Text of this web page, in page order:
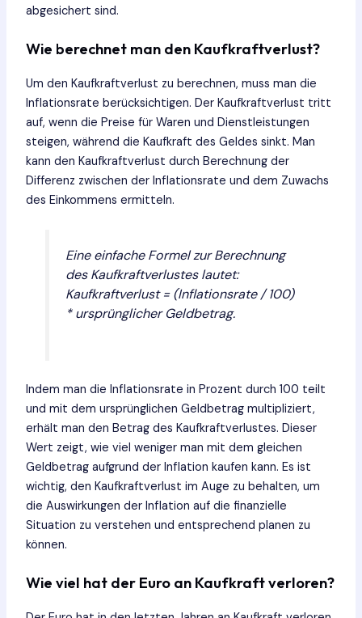
abgesichert sind.
Wie berechnet man den Kaufkraftverlust?
Um den Kaufkraftverlust zu berechnen, muss man die
Inflationsrate berücksichtigen. Der Kaufkraftverlust tritt
auf, wenn die Preise für Waren und Dienstleistungen
steigen, während die Kaufkraft des Geldes sinkt. Man
kann den Kaufkraftverlust durch Berechnung der
Differenz zwischen der Inflationsrate und dem Zuwachs
des Einkommens ermitteln.
Eine einfache Formel zur Berechnung
des Kaufkraftverlustes lautet:
Kaufkraftverlust = (Inflationsrate / 100)
* ursprünglicher Geldbetrag.
Indem man die Inflationsrate in Prozent durch 100 teilt
und mit dem ursprünglichen Geldbetrag multipliziert,
erhält man den Betrag des Kaufkraftverlustes. Dieser
Wert zeigt, wie viel weniger man mit dem gleichen
Geldbetrag aufgrund der Inflation kaufen kann. Es ist
wichtig, den Kaufkraftverlust im Auge zu behalten, um
die Auswirkungen der Inflation auf die finanzielle
Situation zu verstehen und entsprechend planen zu
können.
Wie viel hat der Euro an Kaufkraft verloren?